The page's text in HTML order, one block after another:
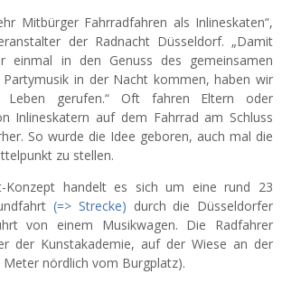
Mitbürger Fahrradfahren als Inlineskaten“,
der Radnacht Düsseldorf. „Damit
einmal in den Genuss des gemeinsamen
in der Nacht kommen, haben wir
Leben gerufen.“ Oft fahren Eltern oder
Inlineskatern auf dem Fahrrad am Schluss
So wurde die Idee geboren, auch mal die
zu stellen.
Konzept handelt es sich um eine rund 23
(=> Strecke) durch die Düsseldorfer
von einem Musikwagen. Die Radfahrer
der Kunstakademie, auf der Wiese an der
Meter nördlich vom Burgplatz).